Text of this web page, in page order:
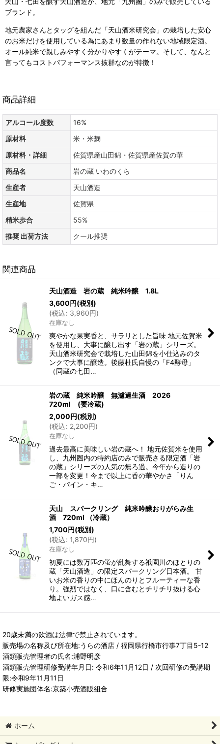
ブランド。
地元農家さんとタッグを組んだ「天山酒米研究会」の栽培した安心
のお米だけを使用している為にあまり数量の作れない地域限定酒。
オール純米で親しみやすく分かりやすくがテーマ。そして、なんと
言ってもコストパフォーマンス抜群なのが特徴！
商品詳細
アルコール度数
16%
原材料
米・米麹
原材料・詳細
佐賀県産山田錦・佐賀県産佐賀の華
商品名
岩の蔵 いわのくら
生産者
天山酒造
生産地
佐賀県
精米歩合
55%
推奨 出荷方法
クール推奨
関連商品
天山酒造 岩の蔵 純米吟醸 1.8L
3,600円(税別)
(税込: 3,960円)
在庫なし
爽やかな果実香と、サラリとした旨味 地元佐賀米
を使用し、大事に醸し出す「岩の蔵」シリーズ。
天山酒米研究会で栽培した山田錦を小仕込みのタ
ンクで大事に醸造。後藤杜氏自慢の「F4酵母」
（同蔵の七田…
岩の蔵 純米吟醸 無濾過生酒 2026
720ml (要冷蔵)
2,000円(税別)
(税込: 2,200円)
在庫なし
過去最高に美味しい岩の蔵へ！ 地元佐賀米を使用
し、九州圏内の特約店のみで販売さる限定酒「岩
の蔵」シリーズの人気の無ろ過。今年から造りの
一部を変更！今まで以上に香の華やかさ「りん
ご・パイン・キ…
天山 スパークリング 純米吟醸おりがらみ生
酒 720ml （冷蔵）
1,700円(税別)
(税込: 1,870円)
在庫なし
初夏には数万匹の蛍が乱舞する祇園川のほとりの
蔵「天山酒造」の限定スパークリング日本酒。 甘
いお米の香りの中にほんのりとフルーティーな香
り。強烈ではなく、口に含むとチリチリ抜ける心
地よいガス感…
20歳未満の飲酒は法律で禁止されています。
販売場の名称及び所在地:うらの酒店 / 福岡県行橋市行事7丁目5-12
酒類販売管理者の氏名:浦野明彦
酒類販売管理研修受講年月日: 令和6年11月12日 / 次回研修の受講期
限:令和9年11月11日
研修実施団体名:京築小売酒販組合
ホーム